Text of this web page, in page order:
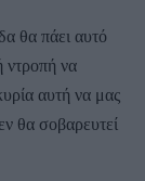
θα πάει αυτό
ντροπή να
αυτή να μας
θα σοβαρευτεί